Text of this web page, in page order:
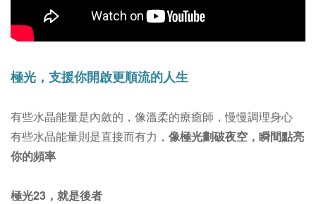
極光，支援你開啟更順流的人生
有些水晶能量是內斂的，像溫柔的療癒師，慢慢調理身心
有些水晶能量則是直接而有力， 像極光劃破夜空，瞬間點亮
你的頻率
極光23，就是後者